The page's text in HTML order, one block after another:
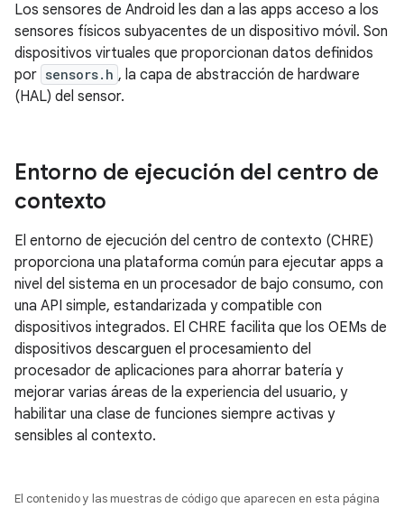
Los sensores de Android les dan a las apps acceso a los
sensores físicos subyacentes de un dispositivo móvil. Son
dispositivos virtuales que proporcionan datos definidos
por sensors.h , la capa de abstracción de hardware
(HAL) del sensor.
Entorno de ejecución del centro de
contexto
El entorno de ejecución del centro de contexto (CHRE)
proporciona una plataforma común para ejecutar apps a
nivel del sistema en un procesador de bajo consumo, con
una API simple, estandarizada y compatible con
dispositivos integrados. El CHRE facilita que los OEMs de
dispositivos descarguen el procesamiento del
procesador de aplicaciones para ahorrar batería y
mejorar varias áreas de la experiencia del usuario, y
habilitar una clase de funciones siempre activas y
sensibles al contexto.
El contenido y las muestras de código que aparecen en esta página